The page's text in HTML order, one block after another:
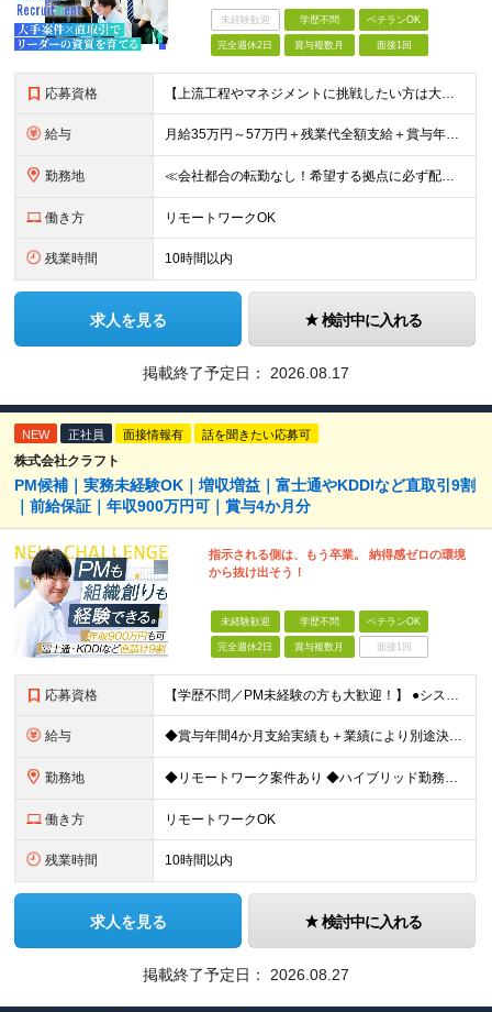
未経験歓迎 学歴不問 ベテランOK
完全週休2日 賞与複数月 面接1回
応募資格 【上流工程やマネジメントに挑戦したい方は大歓迎です！】 ★開発エンジニアとしての実務経験をお持ちの方 ★上記に加え、下記いずれかに該当する方 ・チームのリーダー／サブリーダーの経験をお持ちの方 ・教育
給与 月給35万円～57万円＋残業代全額支給＋賞与年3.45ヵ月(リーダー経験者) 月給32万円～43万円＋残業代全額支給＋賞与年3.45ヵ月(実務経験者) 入社時想定年収： 490万円～798万円(リー
勤務地 ≪会社都合の転勤なし！希望する拠点に必ず配属します。新潟Uターン・Iターン大歓迎！≫ 首都圏(東京、神奈川、千葉、埼玉)または新潟市、長岡市周辺のお客様先または各拠点での勤務となります。 ■東京支社
働き方 リモートワークOK
残業時間 10時間以内
求人を見る 検討中に入れる
掲載終了予定日： 2026.08.17
NEW 正社員 面接情報有 話を聞きたい応募可
株式会社クラフト
PM候補｜実務未経験OK｜増収増益｜富士通やKDDIなど直取引9割
｜前給保証｜年収900万円可｜賞与4か月分
指示される側は、もう卒業。 納得感ゼロの環境
から抜け出そう！
未経験歓迎 学歴不問 ベテランOK
完全週休2日 賞与複数月 面接1回
応募資格 【学歴不問／PM未経験の方も大歓迎！】 ●システム開発、またはインフラエンジニアとしての実務経験をお持ちの方 ～採用担当者より～ 「今はまだ役職についていないけれど、ゆくゆくは会社を動かすポジション
給与 ◆賞与年間4か月支給実績も＋業績により別途決算賞与あり ◆年収800万円～900万円も可能 【PM・PL候補】 数名規模のチームでの進捗管理や、後輩・メンバーの指導・フォロー経験がある方 ※「公式な
勤務地 ◆リモートワーク案件あり ◆ハイブリッド勤務もOK 【本社】東京都豊島区高田3-14-29 KDX高田馬場ビル2F ┗都内、神奈川県のプロジェクト先での勤務もございます。 ＜プロジェクト先エリア例
働き方 リモートワークOK
残業時間 10時間以内
求人を見る 検討中に入れる
掲載終了予定日： 2026.08.27